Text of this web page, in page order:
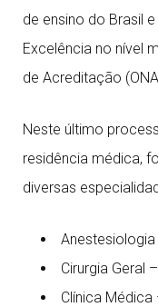
de ensino do Brasil
Excelência no nível
de Acreditação
Neste último
residência médica,
diversas
Cirurgia Geral
Clínica